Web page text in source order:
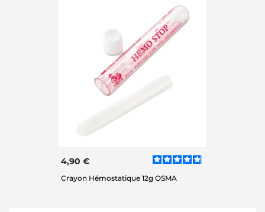
4,90 €
Crayon Hémostatique 12g OSMA